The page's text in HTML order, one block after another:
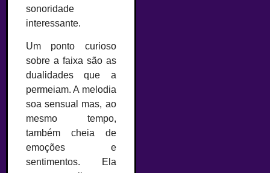
sonoridade
interessante.
Um ponto curioso
sobre a faixa são as
dualidades que a
permeiam. A melodia
soa sensual mas, ao
mesmo tempo,
também cheia de
emoções e
sentimentos. Ela